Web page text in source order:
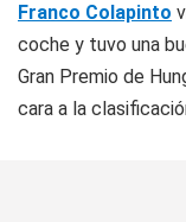
Franco Colapinto
coche y tuvo una
Gran Premio de
cara a la